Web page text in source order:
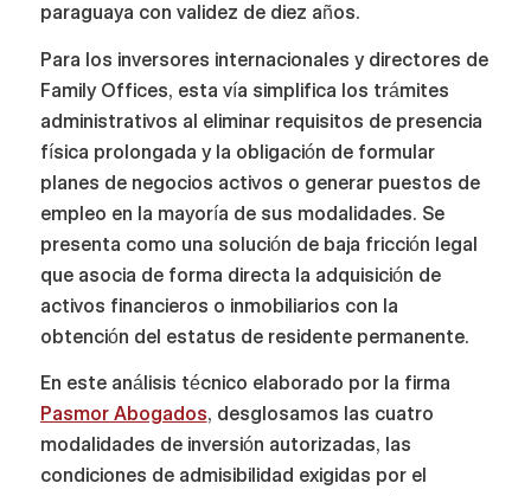
paraguaya con validez de diez años.
Para los inversores internacionales y directores de
Family Offices, esta vía simplifica los trámites
administrativos al eliminar requisitos de presencia
física prolongada y la obligación de formular
planes de negocios activos o generar puestos de
empleo en la mayoría de sus modalidades. Se
presenta como una solución de baja fricción legal
que asocia de forma directa la adquisición de
activos financieros o inmobiliarios con la
obtención del estatus de residente permanente.
En este análisis técnico elaborado por la firma
Pasmor Abogados, desglosamos las cuatro
modalidades de inversión autorizadas, las
condiciones de admisibilidad exigidas por el